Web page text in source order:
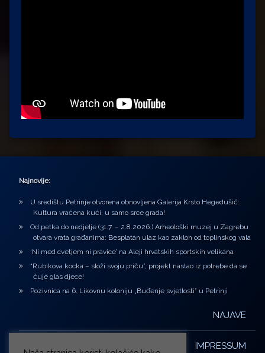
Najnovije:
U središtu Petrinje otvorena obnovljena Galerija Krsto Hegedušić:
Kultura vraćena kući, u samo srce grada!
Od petka do nedjelje (31.7. – 2.8.2026.) Arheološki muzej u Zagrebu
otvara vrata građanima: Besplatan ulaz kao zaklon od toplinskog vala
‘Ni med cvetjem ni pravice’ na Aleji hrvatskih sportskih velikana
“Rubikova kocka – složi svoju priču”, projekt nastao iz potrebe da se
čuje glas djece!
Pozivnica na 6. Likovnu koloniju „Buđenje svjetlosti” u Petrinji
NAJAVE
IMPRESSUM